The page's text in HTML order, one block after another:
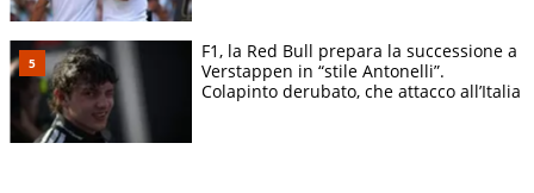
F1, la Red Bull prepara la successione a
Verstappen in “stile Antonelli”.
Colapinto derubato, che attacco all’Italia